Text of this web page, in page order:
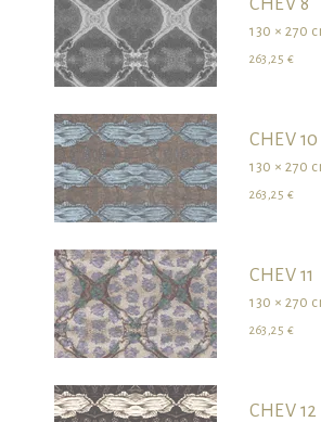
CHEV 8
130 × 270
263,25 €
CHEV 10
130 × 270
263,25 €
CHEV 11
130 × 270
263,25 €
CHEV 12